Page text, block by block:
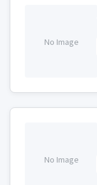
No Image
No Image